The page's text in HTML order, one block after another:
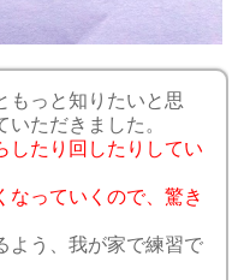
もっと知りたいと思
ただきました。
したり回したりしてい
なっていくので、驚き
よう、我が家で練習で